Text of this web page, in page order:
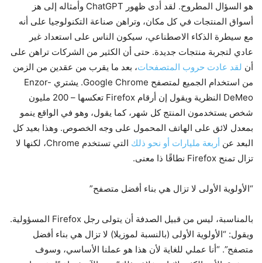
هو السؤال المطروح. لقد أدى ظهور ChatGPT وأمثاله إلى هز
أسواق المنتجات في كل مكان، وتراهن صناعة التكنولوجيا على أنه
مع سيطرة الذكاء الاصطناعي، سيكون الناس على استعداد غير
عادي لتجربة منتجات جديدة. حتى أن الكثير من الشركات تراهن على
أن لقد عادت حروب المتصفحات، بعد ما يقرب من عقدين من الزمن
من استخدام الجميع لمتصفح Google Chrome. يشتري Enzor-
DeMeo النظرية ويقول إن أرقام Firefox تعكسها – 200 مليون
شخص يستخدمون المنتج كل شهر، كما يقول، وهو في الواقع ينمو
بمعدل لائق على الهاتف المحمول على وجه الخصوص. وهذا بعيد كل
البعد عن أربعة مليارات أو نحو ذلك
التي تستخدم Chrome، لكنها لا
تزال تمنح Firefox نطاقًا ذا معنى.
“الأولوية الأولى لا تزال هي بناء أفضل متصفح”
بالمناسبة، ليس من قبيل الصدفة أن يتولى رجل Firefox المسؤولية.
ويقول: “الأولوية الأولى (بالنسبة لموزيلا) لا تزال هي بناء أفضل
متصفح”. “أنا عملي للغاية لأن هذا هو عملنا الأساسي، وسوف